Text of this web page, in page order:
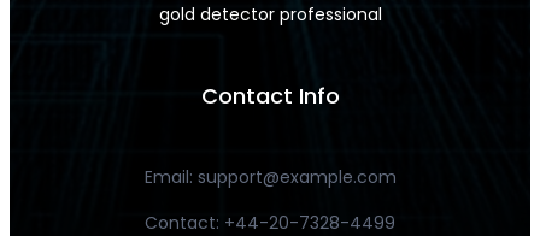
gold detector professional
Contact Info
Email: support@example.com
Contact: +44-20-7328-4499